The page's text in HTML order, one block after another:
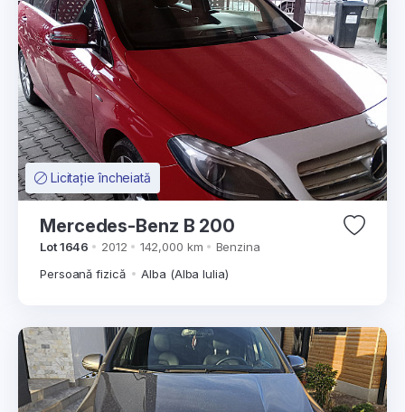
Licitație încheiată
Mercedes-Benz B 200
Lot 1646 2012 142,000 km
Benzina
Persoană fizică
Alba (Alba Iulia)